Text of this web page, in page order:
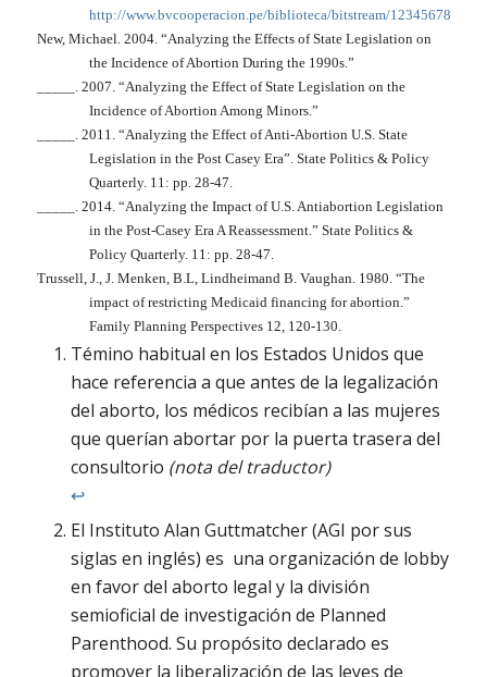
http://www.bvcooperacion.pe/biblioteca/bitstream/123456789/
New, Michael. 2004. “Analyzing the Effects of State Legislation on
the Incidence of Abortion During the 1990s.”
_____. 2007. “Analyzing the Effect of State Legislation on the
Incidence of Abortion Among Minors.”
_____. 2011. “Analyzing the Effect of Anti-Abortion U.S. State
Legislation in the Post Casey Era”. State Politics & Policy
Quarterly. 11: pp. 28-47.
_____. 2014. “Analyzing the Impact of U.S. Antiabortion Legislation
in the Post-Casey Era A Reassessment.” State Politics &
Policy Quarterly. 11: pp. 28-47.
Trussell, J., J. Menken, B.L, Lindheimand B. Vaughan. 1980. “The
impact of restricting Medicaid financing for abortion.”
Family Planning Perspectives12, 120-130.
Témino habitual en los Estados Unidos que
hace referencia a que antes de la legalización
del aborto, los médicos recibían a las mujeres
que querían abortar por la puerta trasera del
consultorio (nota del traductor)
↩︎
El Instituto Alan Guttmatcher (AGI por sus
siglas en inglés) es una organización de lobby
en favor del aborto legal y la división
semioficial de investigación de Planned
Parenthood. Su propósito declarado es
promover la liberalización de las leyes de